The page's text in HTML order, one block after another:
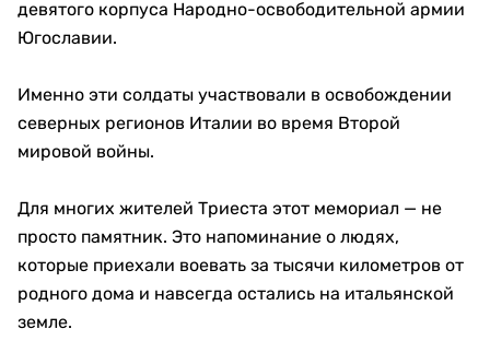
девятого корпуса Народно-освободительной армии
Югославии.
Именно эти солдаты участвовали в освобождении
северных регионов Италии во время Второй
мировой войны.
Для многих жителей Триеста этот мемориал — не
просто памятник. Это напоминание о людях,
которые приехали воевать за тысячи километров от
родного дома и навсегда остались на итальянской
земле.